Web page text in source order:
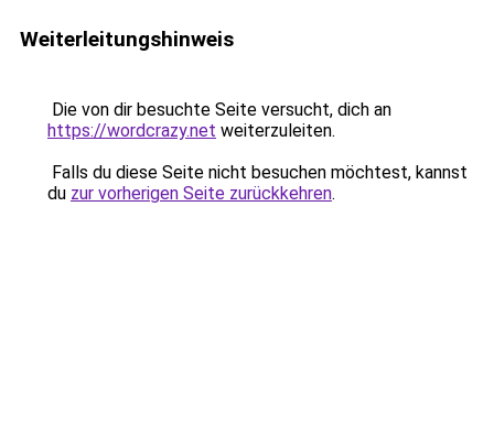
Weiterleitungshinweis
Die von dir besuchte Seite versucht, dich an
https://wordcrazy.net weiterzuleiten.
Falls du diese Seite nicht besuchen möchtest, kannst
du zur vorherigen Seite zurückkehren.